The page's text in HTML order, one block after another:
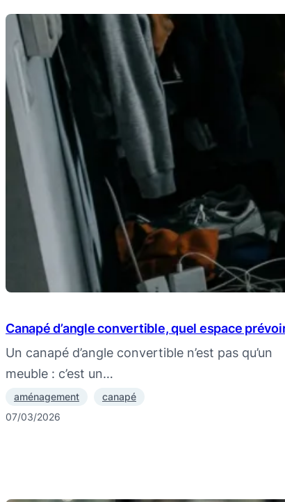
Canapé d’angle convertible, quel espace
Un canapé d’angle convertible n’est pas qu’un
meuble : c’est un…
aménagement
canapé
07/03/2026